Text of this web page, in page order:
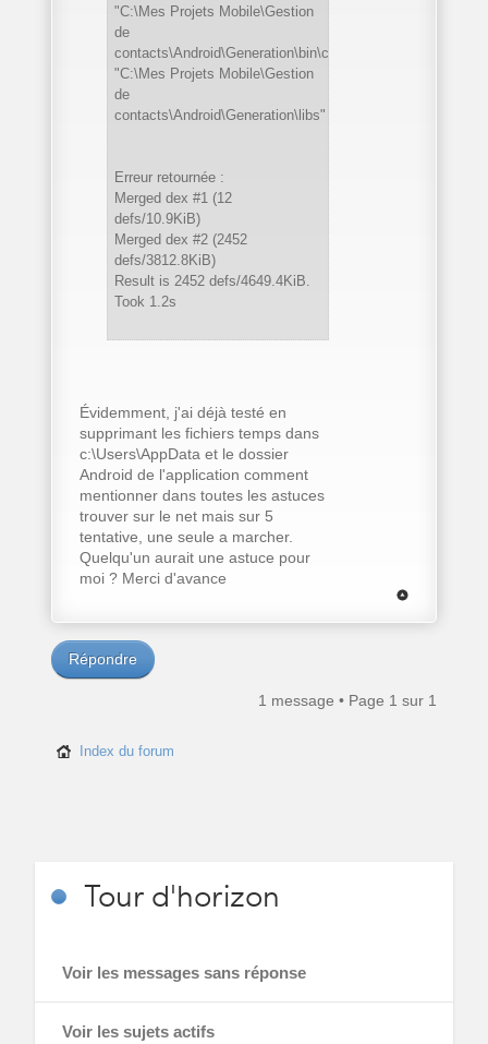
"C:\Mes Projets Mobile\Gestion
de
contacts\Android\Generation\bin\classes"
"C:\Mes Projets Mobile\Gestion
de
contacts\Android\Generation\libs"
Erreur retournée :
Merged dex #1 (12
defs/10.9KiB)
Merged dex #2 (2452
defs/3812.8KiB)
Result is 2452 defs/4649.4KiB.
Took 1.2s
Évidemment, j'ai déjà testé en
supprimant les fichiers temps dans
c:\Users\AppData et le dossier
Android de l'application comment
mentionner dans toutes les astuces
trouver sur le net mais sur 5
tentative, une seule a marcher.
Quelqu'un aurait une astuce pour
moi ? Merci d'avance
Répondre
1 message • Page 1 sur 1
Index du forum
Tourd'horizon
Voir les messages sans réponse
Voir les sujets actifs